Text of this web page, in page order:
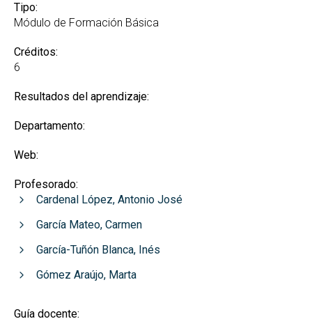
Tipo:
Módulo de Formación Básica
Créditos:
6
Resultados del aprendizaje:
Departamento:
Web:
Profesorado:
Cardenal López, Antonio José
García Mateo, Carmen
García-Tuñón Blanca, Inés
Gómez Araújo, Marta
Guía docente: